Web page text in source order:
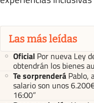
Las más leídas
Oficial Por nueva Ley
obtendrán los bienes
Te sorprenderá Pablo,
salario son unos
16:00”